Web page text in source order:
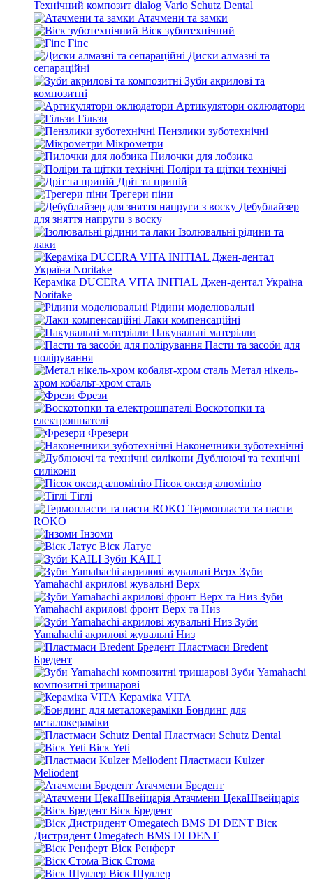
Технічний композит dialog Vario Schutz Dental
Атачмени та замки
Віск зуботехнічний
Гіпс
Диски алмазні та
сепараційні
Зуби акрилові та
композитні
Артикулятори оклюдатори
Гільзи
Пензлики зуботехнічні
Мікрометри
Пилочки для лобзика
Поліри та щітки технічні
Дріт та припій
Трегери піни
Дебублайзер
для зняття напруги з воску
Ізолювальні рідини та
лаки
Кераміка DUCERA VITA INITIAL Джен-дентал Україна
Noritake
Рідини моделювальні
Лаки компенсаційні
Пакувальні матеріали
Пасти та засоби для
полірування
Метал нікель-
хром кобальт-хром сталь
Фрези
Воскотопки та
електрошпателі
Фрезери
Наконечники зуботехнічні
Дублюючі та технічні
силікони
Пісок оксид алюмінію
Тіглі
Термопласти та пасти
ROKO
Інзоми
Віск Латус
Зуби KAILI
Зуби
Yamahachi акрилові жувальні Верх
Зуби
Yamahachi акрилові фронт Верх та Низ
Зуби
Yamahachi акрилові жувальні Низ
Пластмаси Bredent
Бредент
Зуби Yamahachi
композитні тришарові
Кераміка VITA
Бондинг для
металокераміки
Пластмаси Schutz Dental
Віск Yeti
Пластмаси Kulzer
Meliodent
Атачмени Бредент
Атачмени ЦекаШвейцарія
Віск Бредент
Віск
Дистридент Omegatech BMS DI DENT
Віск Ренферт
Віск Стома
Віск Шуллер